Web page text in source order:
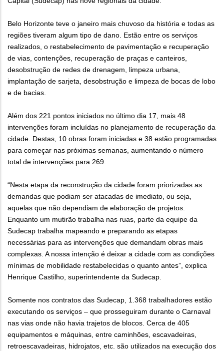
Belo Horizonte teve o janeiro mais chuvoso da história e todas as
regiões tiveram algum tipo de dano. Estão entre os serviços
realizados, o restabelecimento de pavimentação e recuperação
de vias, contenções, recuperação de praças e canteiros,
desobstrução de redes de drenagem, limpeza urbana,
implantação de sarjeta, desobstrução e limpeza de bocas de lobo
e de bacias.
Além dos 221 pontos iniciados no último dia 17, mais 48
intervenções foram incluídas no planejamento de recuperação da
cidade. Destas, 10 obras foram iniciadas e 38 estão programadas
para começar nas próximas semanas, aumentando o número
total de intervenções para 269.
“Nesta etapa da reconstrução da cidade foram priorizadas as
demandas que podiam ser atacadas de imediato, ou seja,
aquelas que não dependiam de elaboração de projetos.
Enquanto um mutirão trabalha nas ruas, parte da equipe da
Sudecap trabalha mapeando e preparando as etapas
necessárias para as intervenções que demandam obras mais
complexas. A nossa intenção é deixar a cidade com as condições
mínimas de mobilidade restabelecidas o quanto antes”, explica
Henrique Castilho, superintendente da Sudecap.
Somente nos contratos das Sudecap, 1.368 trabalhadores estão
executando os serviços – que prosseguiram durante o Carnaval
nas vias onde não havia trajetos de blocos. Cerca de 405
equipamentos e máquinas, entre caminhões, escavadeiras,
retroescavadeiras, hidrojatos, etc. são utilizados na execução dos